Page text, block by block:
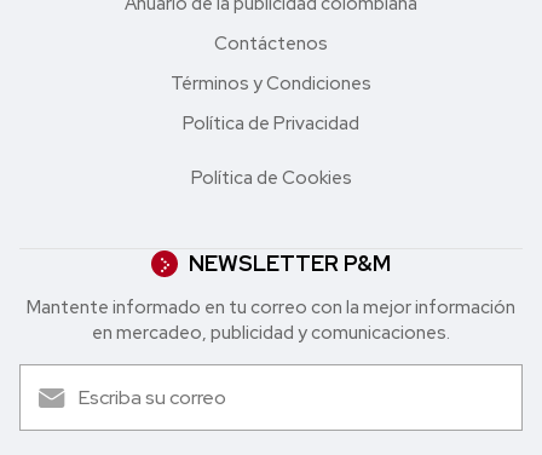
Contáctenos
Términos y Condiciones
Política de Privacidad
Política de Cookies
NEWSLETTER P&M
Mantente informado en tu correo con la mejor in formación
en mercadeo, publicidad y comunicaciones.